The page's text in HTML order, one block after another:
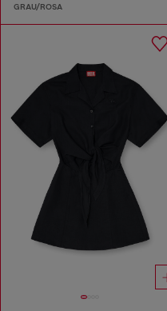
GRAU/ROSA